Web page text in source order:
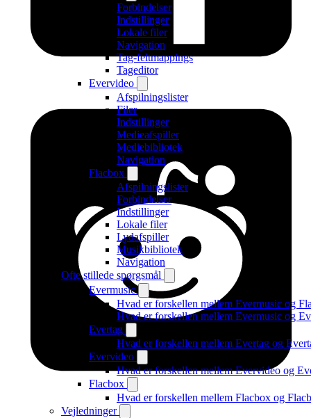
Forbindelser
Indstillinger
Lokale filer
Navigation
Tag-feltmappings
Tageditor
Evervideo
Afspilningslister
Filer
Indstillinger
Medieafspiller
Mediebibliotek
Navigation
Flacbox
Afspilningslister
Forbindelser
Indstillinger
Lokale filer
Lydafspiller
Musikbibliotek
Navigation
Ofte stillede spørgsmål
Evermusic
Hvad er forskellen mellem Evermusic og
Hvad er forskellen mellem Evermusic og
Evertag
Hvad er forskellen mellem Evertag og
Evervideo
Hvad er forskellen mellem Evervideo og
Flacbox
Hvad er forskellen mellem Flacbox og
Vejledninger